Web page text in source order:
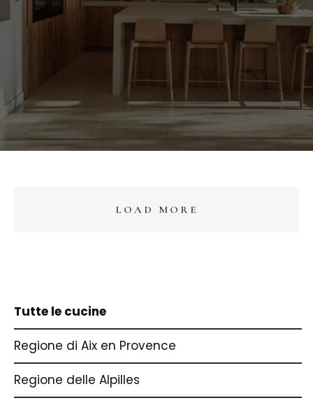
LOAD MORE
Tutte le cucine
Regione di Aix en Provence
Regione delle Alpilles